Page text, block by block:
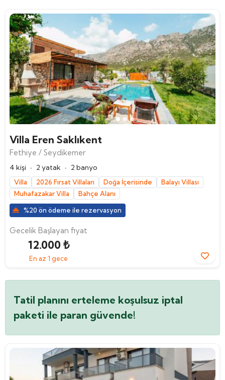
Villa Eren Saklıkent
Fethiye / Seydikemer
4 kişi · 2 yatak · 2 banyo
Villa 2026 Fırsat Villaları Doğa İçerisinde
Balayı Villası
Muhafazakar Villa
Bahçe Alanı
%20 ön ödeme ile rezervasyon
Gecelik Başlayan fiyat
12.000 ₺
En az 1 gece
Tatil planını erteleme koşulsuz iptal
paketi ile paran güvende!